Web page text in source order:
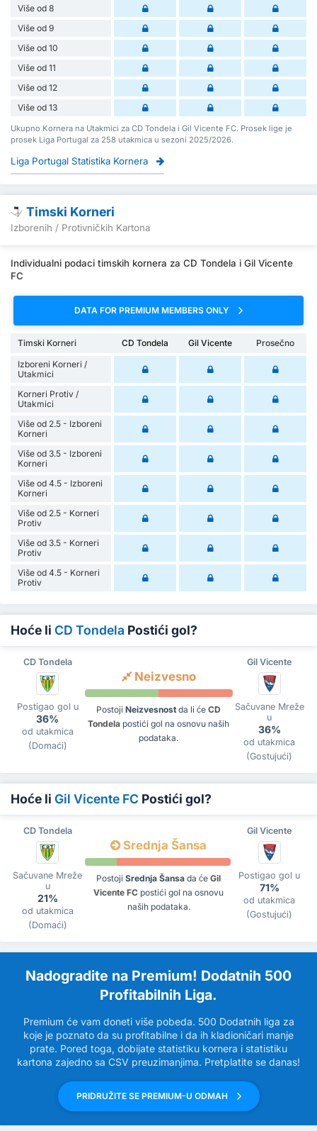
Više od 8
Više od 9
Više od 10
Više od 11
Više od 12
Više od 13
Ukupno Kornera na Utakmici za CD Tondela i Gil Vicente FC. Prosek lige je
prosek Liga Portugal za 258 utakmica u sezoni 2025/2026.
Liga Portugal Statistika Kornera
Timski Korneri
Izborenih / Protivničkih Kartona
Individualni podaci timskih kornera za CD Tondela i Gil Vicente
FC
DATA FOR PREMIUM MEMBERS ONLY
Timski Korneri CD Tondela Gil Vicente
Prosečno
Izboreni Korneri /
Utakmici
Korneri Protiv /
Utakmici
Više od 2.5 - Izboreni
Korneri
Više od 3.5 - Izboreni
Korneri
Više od 4.5 - Izboreni
Korneri
Više od 2.5 - Korneri
Protiv
Više od 3.5 - Korneri
Protiv
Više od 4.5 - Korneri
Protiv
Hoće li CD Tondela Postići gol?
CD Tondela Gil Vicente
Postigao gol u
36%
od utakmica
(Domaći)
Neizvesno
Postoji Neizvesnost da li će CD
Tondela postići gol na osnovu naših
podataka.
Sačuvane Mreže
u
36%
od utakmica
(Gostujući)
Hoće li Gil Vicente FC Postići gol?
CD Tondela Gil Vicente
Sačuvane Mreže
u
21%
od utakmica
(Domaći)
Srednja Šansa
Postoji Srednja Šansa da će Gil
Vicente FC postići gol na osnovu
naših podataka.
Postigao gol u
71%
od utakmica
(Gostujući)
Nadogradite na Premium! Dodatnih 500
Profitabilnih Liga.
Premium će vam doneti više pobeda. 500 Dodatnih liga za
koje je poznato da su profitabilne i da ih kladioničari manje
prate. Pored toga, dobijate statistiku kornera i statistiku
kartona zajedno sa CSV preuzimanjima. Pretplatite se danas!
PRIDRUŽITE SE PREMIUM-U ODMAH